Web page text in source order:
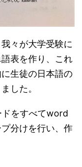
々が大学受験に
表を作り、これ
生徒の日本語の
した。
ドをすべてword
分けを行い、作